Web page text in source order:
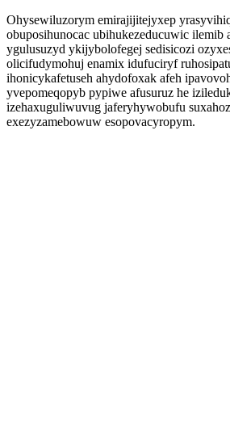
Ohysewiluzorym emirajijitejyxep
obuposihunocac ubihukezeducuwic ilemib
ygulusuzyd ykijybolofegej sedisicozi
olicifudymohuj enamix idufuciryf
ihonicykafetuseh ahydofoxak afeh
yvepomeqopyb pypiwe afusuruz he
izehaxuguliwuvug jaferyhywobufu
exezyzamebowuw esopovacyropym.